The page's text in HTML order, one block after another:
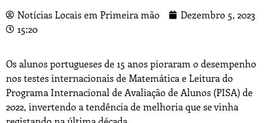
Notícias Locais em Primeira mão
Dezembro 5, 2023
15:20
Os alunos portugueses de 15 anos pioraram o desempenho
nos testes internacionais de Matemática e Leitura do
Programa Internacional de Avaliação de Alunos (PISA) de
2022, invertendo a tendência de melhoria que se vinha